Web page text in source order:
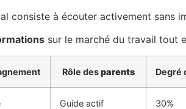
consiste à écouter activement sans
sur le marché du travail tout
Rôle desparents Degré
Guide actif 30%